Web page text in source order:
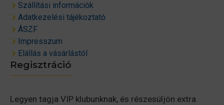
Szállítási információk
Adatkezelési tájékoztató
ÁSZF
Impresszum
Elállás a vásárlástól
Regisztráció
Legyen tagja VIP klubunknak, és részesüljön extra